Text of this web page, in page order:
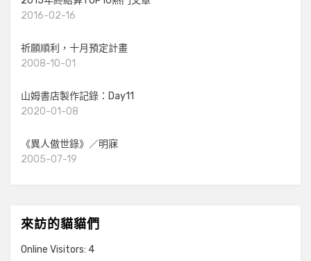
2016-02-16
祈願順利，十月預定計畫
2008-10-01
山姆書店製作記錄：Day11
2020-01-08
《異人傲世錄》／明寐
2005-07-19
來訪的貓貓們
Online Visitors: 4